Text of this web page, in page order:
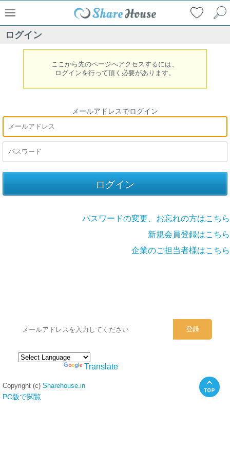
ログイン
ここから先のページへアクセスするには、
ログインを行って頂く必要があります。
メールアドレスでログイン
パスワードの変更、お忘れの方はこちら
新規会員登録はこちら
企業のご担当者様はこちら
Translate
Copyright (c) Sharehouse.in
PC版で閲覧